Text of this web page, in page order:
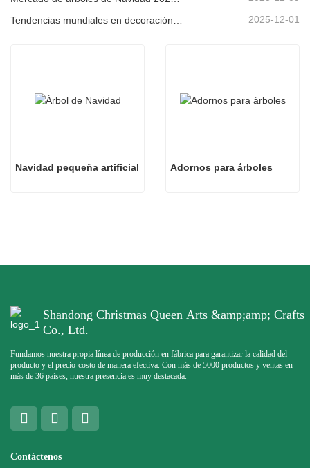
2025-12-01
Navidad pequeña artificial Adornos para árboles
Shandong Christmas Queen Arts &amp;amp; Crafts
Co., Ltd.
Fundamos nuestra propia línea de producción en fábrica para garantizar la calidad del
producto y el precio-costo de manera efectiva. Con más de 5000 productos y ventas en
más de 36 países, nuestra presencia es muy destacada.
Contáctenos